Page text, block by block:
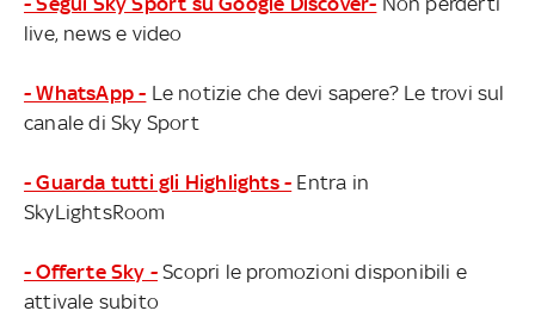
live, news e video
- WhatsApp - Le notizie che devi sapere? Le trovi sul
canale di Sky Sport
- Guarda tutti gli Highlights - Entra in
SkyLightsRoom
- Offerte Sky - Scopri le promozioni disponibili e
attivale subito